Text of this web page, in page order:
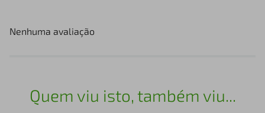
Nenhuma avaliação
Quem viu isto, também viu...